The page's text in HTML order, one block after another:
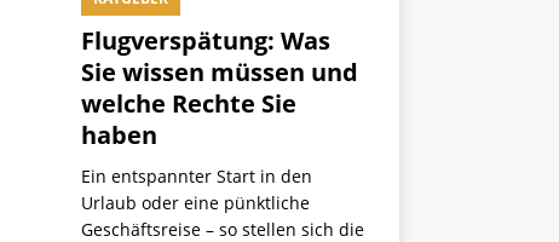
Flugverspätung: Was
Sie wissen müssen und
welche Rechte Sie
haben
Ein entspannter Start in den
Urlaub oder eine pünktliche
Geschäftsreise – so stellen sich die